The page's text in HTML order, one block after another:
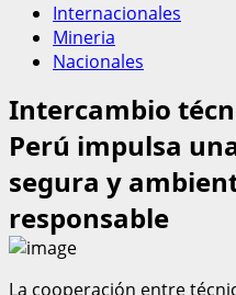
Internacionales
Mineria
Nacionales
Intercambio
Perú impulsa
segura y
responsable
La cooperación entre